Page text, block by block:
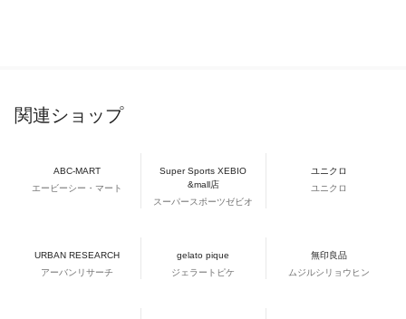
関連ショップ
ABC-MART
エービーシー・マート
Super Sports XEBIO
&mall店
スーパースポーツゼビオ
ユニクロ
ユニクロ
URBAN RESEARCH
アーバンリサーチ
gelato pique
ジェラートピケ
無印良品
ムジルシリョウヒン